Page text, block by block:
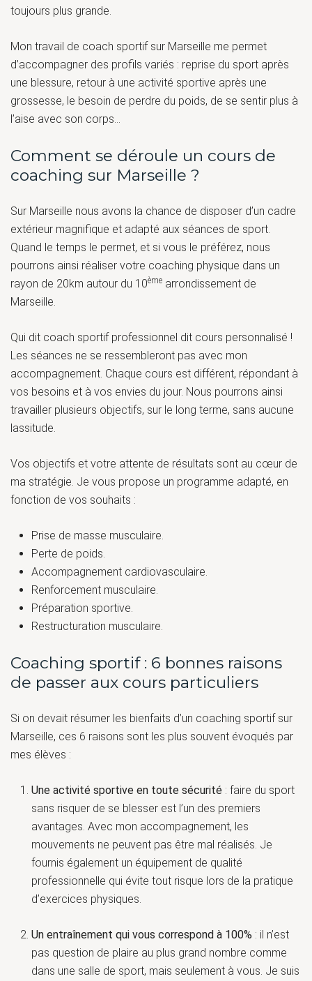
toujours plus grande.
Mon travail de coach sportif sur Marseille me permet
d’accompagner des profils variés : reprise du sport après
une blessure, retour à une activité sportive après une
grossesse, le besoin de perdre du poids, de se sentir plus à
l’aise avec son corps…
Comment se déroule un cours de
coaching sur Marseille ?
Sur Marseille nous avons la chance de disposer d’un cadre
extérieur magnifique et adapté aux séances de sport.
Quand le temps le permet, et si vous le préférez, nous
pourrons ainsi réaliser votre coaching physique dans un
rayon de 20km autour du 10ème arrondissement de
Marseille.
Qui dit coach sportif professionnel dit cours personnalisé !
Les séances ne se ressembleront pas avec mon
accompagnement. Chaque cours est différent, répondant à
vos besoins et à vos envies du jour. Nous pourrons ainsi
travailler plusieurs objectifs, sur le long terme, sans aucune
lassitude.
Vos objectifs et votre attente de résultats sont au cœur de
ma stratégie. Je vous propose un programme adapté, en
fonction de vos souhaits :
Prise de masse musculaire.
Perte de poids.
Accompagnement cardiovasculaire.
Renforcement musculaire.
Préparation sportive.
Restructuration musculaire.
Coaching sportif : 6 bonnes raisons
de passer aux cours particuliers
Si on devait résumer les bienfaits d’un coaching sportif sur
Marseille, ces 6 raisons sont les plus souvent évoqués par
mes élèves :
Une activité sportive en toute sécurité : faire du sport
sans risquer de se blesser est l’un des premiers
avantages. Avec mon accompagnement, les
mouvements ne peuvent pas être mal réalisés. Je
fournis également un équipement de qualité
professionnelle qui évite tout risque lors de la pratique
d’exercices physiques.
Un entraînement qui vous correspond à 100% : il n’est
pas question de plaire au plus grand nombre comme
dans une salle de sport, mais seulement à vous. Je suis